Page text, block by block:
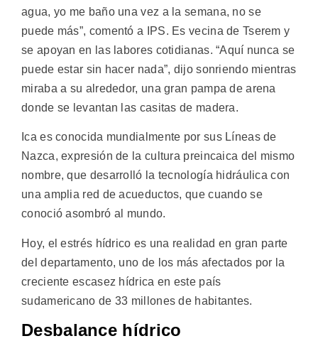
agua, yo me baño una vez a la semana, no se
puede más”, comentó a IPS. Es vecina de Tserem y
se apoyan en las labores cotidianas. “Aquí nunca se
puede estar sin hacer nada”, dijo sonriendo mientras
miraba a su alrededor, una gran pampa de arena
donde se levantan las casitas de madera.
Ica es conocida mundialmente por sus Líneas de
Nazca, expresión de la cultura preincaica del mismo
nombre, que desarrolló la tecnología hidráulica con
una amplia red de acueductos, que cuando se
conoció asombró al mundo.
Hoy, el estrés hídrico es una realidad en gran parte
del departamento, uno de los más afectados por la
creciente escasez hídrica en este país
sudamericano de 33 millones de habitantes.
Desbalance hídrico